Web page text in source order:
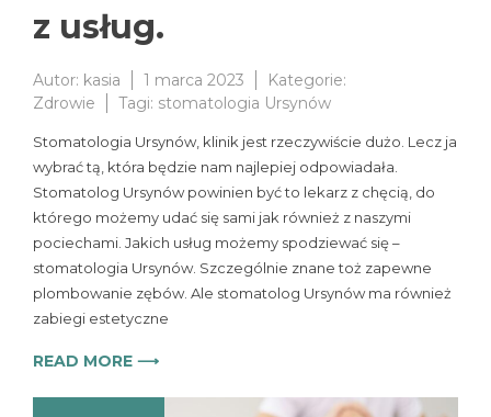
z usług.
Autor: kasia 1 marca 2023
Kategorie:
Zdrowie
Tagi: stomatologia Ursynów
Stomatologia Ursynów, klinik jest rzeczywiście dużo. Lecz ja
wybrać tą, która będzie nam najlepiej odpowiadała.
Stomatolog Ursynów powinien być to lekarz z chęcią, do
którego możemy udać się sami jak również z naszymi
pociechami. Jakich usług możemy spodziewać się –
stomatologia Ursynów. Szczególnie znane toż zapewne
plombowanie zębów. Ale stomatolog Ursynów ma również
zabiegi estetyczne
READ MORE ⟶